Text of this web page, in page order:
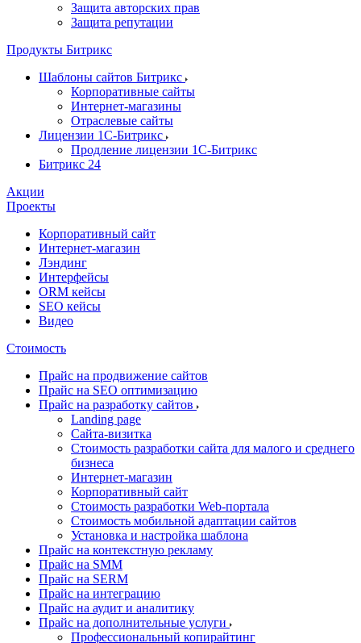
Защита авторских прав
Защита репутации
Продукты Битрикс
Шаблоны сайтов Битрикс
Корпоративные сайты
Интернет-магазины
Отраслевые сайты
Лицензии 1С-Битрикс
Продление лицензии 1С-Битрикс
Битрикс 24
Акции
Проекты
Корпоративный сайт
Интернет-магазин
Лэндинг
Интерфейсы
ORM кейсы
SEO кейсы
Видео
Стоимость
Прайс на продвижение сайтов
Прайс на SEO оптимизацию
Прайс на разработку сайтов
Landing page
Cайта-визитка
Стоимость разработки сайта для малого и среднего
бизнеса
Интернет-магазин
Корпоративный сайт
Стоимость разработки Web-портала
Стоимость мобильной адаптации сайтов
Установка и настройка шаблона
Прайс на контекстную рекламу
Прайс на SMM
Прайс на SERM
Прайс на интеграцию
Прайс на аудит и аналитику
Прайс на дополнительные услуги
Профессиональный копирайтинг